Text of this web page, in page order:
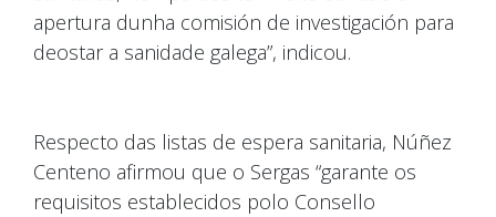
apertura dunha comisión de investigación para
deostar a sanidade galega”, indicou.
Respecto das listas de espera sanitaria, Núñez
Centeno afirmou que o Sergas “garante os
requisitos establecidos polo Consello